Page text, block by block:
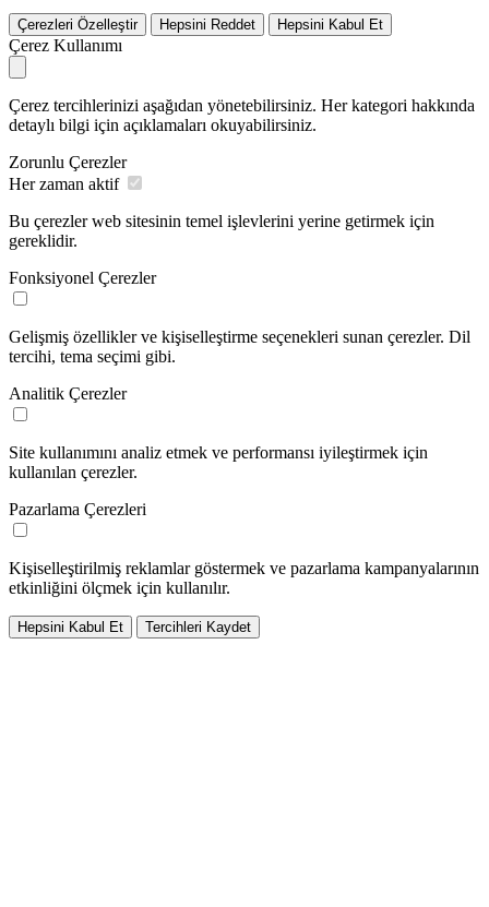
Çerezleri Özelleştir Hepsini Reddet Hepsini Kabul Et
Çerez Kullanımı
Çerez tercihlerinizi aşağıdan yönetebilirsiniz. Her kategori hakkında
detaylı bilgi için açıklamaları okuyabilirsiniz.
Zorunlu Çerezler
Her zaman aktif
Bu çerezler web sitesinin temel işlevlerini yerine getirmek için
gereklidir.
Fonksiyonel Çerezler
Gelişmiş özellikler ve kişiselleştirme seçenekleri sunan çerezler. Dil
tercihi, tema seçimi gibi.
Analitik Çerezler
Site kullanımını analiz etmek ve performansı iyileştirmek için
kullanılan çerezler.
Pazarlama Çerezleri
Kişiselleştirilmiş reklamlar göstermek ve pazarlama kampanyalarının
etkinliğini ölçmek için kullanılır.
Hepsini Kabul Et Tercihleri Kaydet